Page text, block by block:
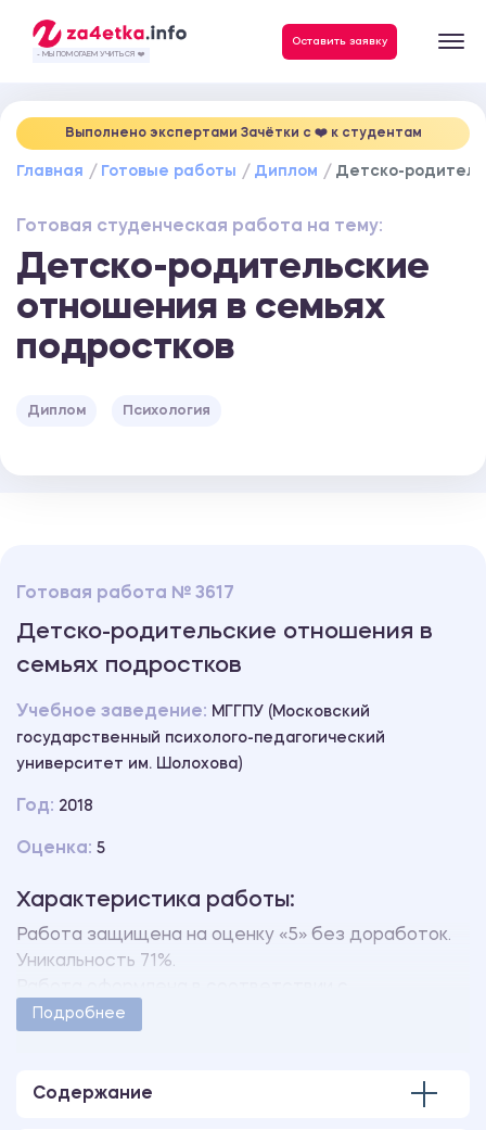
- МЫ ПОМОГАЕМ УЧИТЬСЯ ❤️
Оставить заявку
Выполнено экспертами Зачётки c ❤️ к студентам
Главная Готовые работы Диплом Детско-
Готовая студенческая работа на тему:
Детско-родительские
отношения в семьях
подростков
Диплом Психология
Готовая работа № 3617
Детско-родительские отношения в
семьях подростков
Учебное заведение: МГГПУ (Московский
государственный психолого-педагогический
университет им. Шолохова)
Год: 2018
Оценка: 5
Характеристика работы:
Работа защищена на оценку «5» без доработок.
Уникальность 71%.
методическими указаниями учебного заведения.
Подробнее
Содержание